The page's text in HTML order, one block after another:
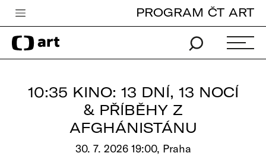
Česká televize
Zpravodajství
PROGRAM ČT ART
10:35 KINO: 13 DNÍ, 13 NOCÍ
& PŘÍBĚHY Z
AFGHÁNISTÁNU
30. 7. 2026 19:00, Praha